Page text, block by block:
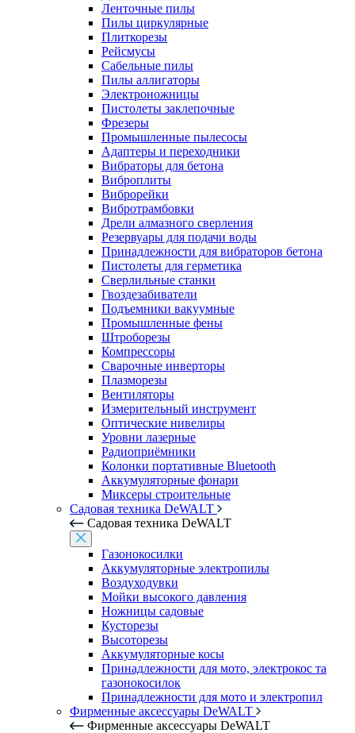
Ленточные пилы
Пилы циркулярные
Плиткорезы
Рейсмусы
Сабельные пилы
Пилы аллигаторы
Электроножницы
Пистолеты заклепочные
Фрезеры
Промышленные пылесосы
Адаптеры и переходники
Вибраторы для бетона
Виброплиты
Виброрейки
Вибротрамбовки
Дрели алмазного сверления
Резервуары для подачи воды
Принадлежности для вибраторов бетона
Пистолеты для герметика
Сверлильные станки
Гвоздезабиватели
Подъемники вакуумные
Промышленные фены
Штроборезы
Компрессоры
Сварочные инверторы
Плазморезы
Вентиляторы
Измерительный инструмент
Оптические нивелиры
Уровни лазерные
Радиоприёмники
Колонки портативные Bluetooth
Аккумуляторные фонари
Миксеры строительные
Садовая техника DeWALT
Садовая техника DeWALT
Газонокосилки
Аккумуляторные электропилы
Воздуходувки
Мойки высокого давления
Ножницы садовые
Кусторезы
Высоторезы
Аккумуляторные косы
Принадлежности для мото, электрокос та
газонокосилок
Принадлежности для мото и электропил
Фирменные аксессуары DeWALT
Фирменные аксессуары DeWALT